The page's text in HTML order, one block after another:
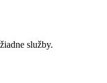
služby.